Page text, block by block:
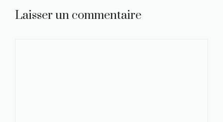
Laisser un commentaire